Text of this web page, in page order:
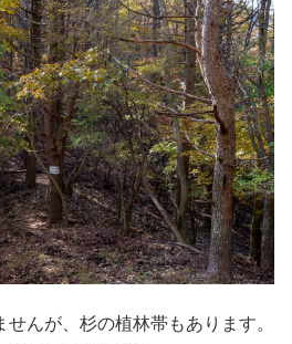
んが、杉の植林帯もあります。